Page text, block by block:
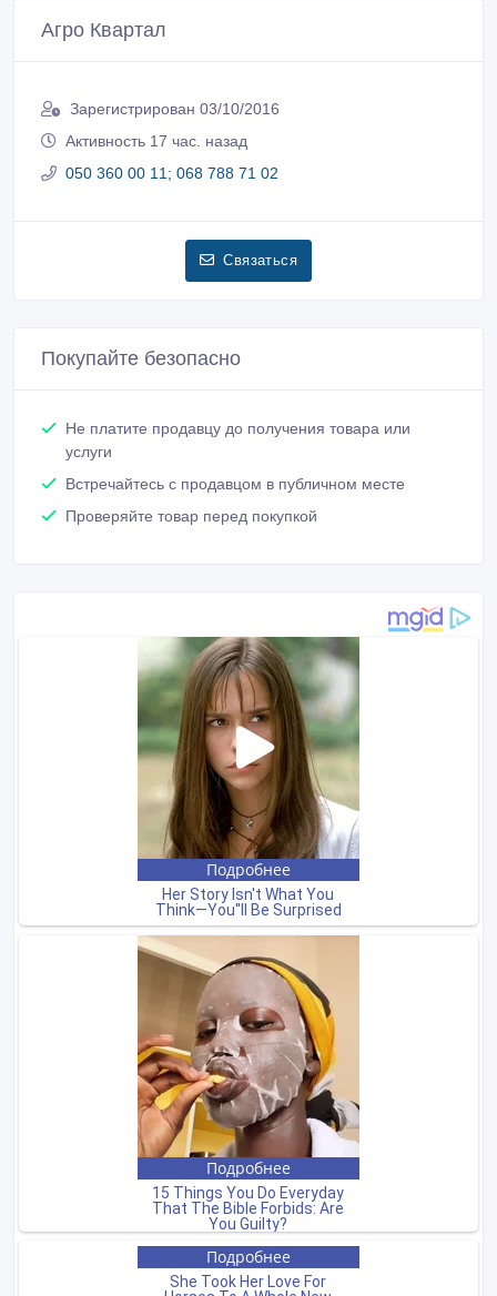
Агро Квартал
Зарегистрирован 03/10/2016
Активность 17 час. назад
050 360 00 11; 068 788 71 02
Связаться
Покупайте безопасно
Не платите продавцу до получения товара или
услуги
Встречайтесь с продавцом в публичном месте
Проверяйте товар перед покупкой